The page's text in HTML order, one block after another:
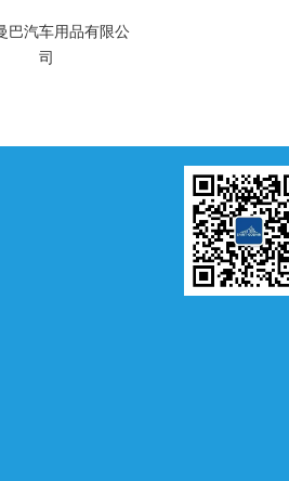
巴汽车用品有限公
司